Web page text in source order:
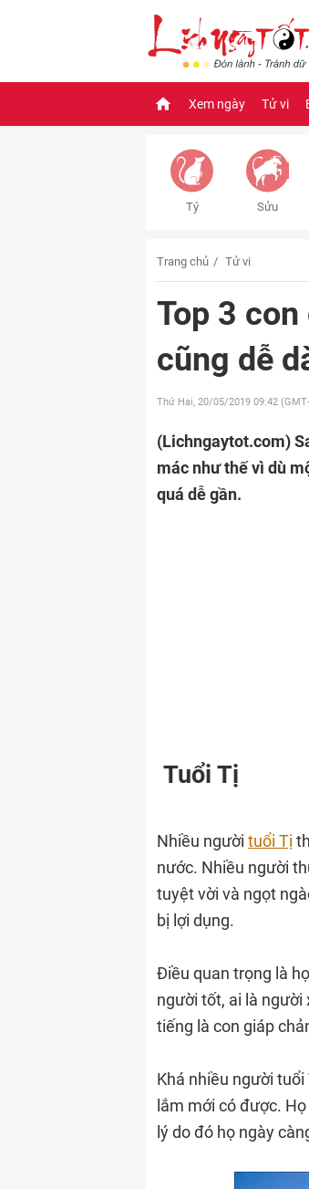
Xem ngày Tử vi
Tý Sửu
Trang chủ Tử vi
Top 3
cũng dễ
Thứ Hai, 20/05/2019 09:42
(Lichngaytot.com)
mác như thế vì dù
quá dễ gần.
Tuổi Tị
Nhiều người tuổi Tị
nước. Nhiều người
tuyệt vời và ngọt
bị lợi dụng.
Điều quan trọng là
người tốt, ai là người
tiếng là con giáp
Khá nhiều người
lắm mới có được.
lý do đó họ ngày